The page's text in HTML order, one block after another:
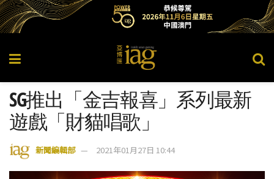
SG推出「金吉報喜」系列最新
遊戲「財貓唱歌」
新聞編輯部 2021年01月27日 10:44